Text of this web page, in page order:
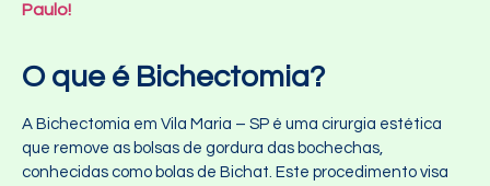
Paulo!
O que é Bichectomia?
A Bichectomia em Vila Maria – SP é uma cirurgia estética
que remove as bolsas de gordura das bochechas,
conhecidas como bolas de Bichat. Este procedimento visa